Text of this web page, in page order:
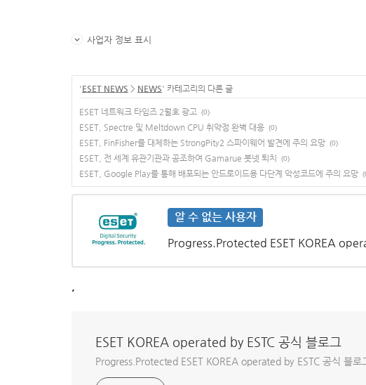
사업자 정보 표시
'ESET NEWS > NEWS' 카테고리의 다른 글
ESET 네트워크 타임즈 2월호 광고 (0)
ESET, Spectre 및 Meltdown CPU 취약점 완벽 대응 (0)
ESET, FinFisher를 대체하는 StrongPity2 스파이웨어 발견에 주의 요망 (0)
ESET, 전 세계 유관기관과 공조하여 Gamarue 봇넷 퇴치 (0)
ESET, Google Play를 통해 배포되는 안드로이드용 다단계 악성코드에 주의 요망
알 수 없는 사용자
Progress.Protected ESET KOREA
ESET KOREA operated by ESTC 공식 블로그
Progress.Protected ESET KOREA operated by ESTC 공식 블로